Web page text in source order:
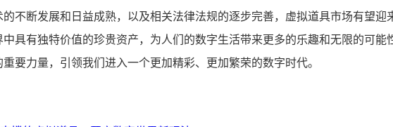
不断发展和日益成熟，以及相关法律法规的逐步完善，虚拟道具市场有望
具有独特价值的珍贵资产，为人们的数字生活带来更多的乐趣和无限的可
要力量，引领我们进入一个更加精彩、更加繁荣的数字时代。